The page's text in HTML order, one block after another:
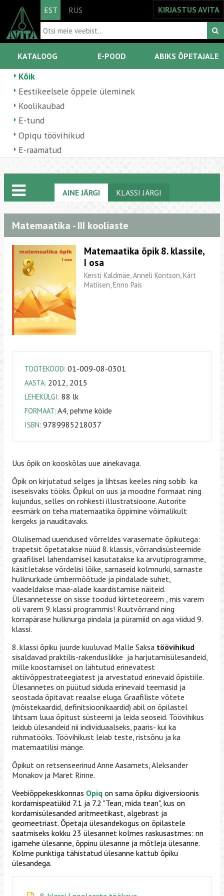
EST RUS KIRJASTUS AVITA
KATALOOG E-POOD ABIKS ÕPETAJALE
Kõik
Eestikeelsele õppele üleminek
Koolikaubad
E-tund
Opiqu töövihikud
E-raamatud
AINE JÄRGI KLASSI JÄRGI
Matemaatika - III kooliaste
Matemaatika õpik 8. klassile,
I osa
Kersti Kaldmäe, Anneli Kontson, Kärt
Matiisen, Enno Pais
TOOTEKOOD: 01-009-08-0301
AASTA: 2012, 2015
LEHEKÜLGI: 88 lk
FORMAAT: A4, pehme köide
ISBN: 9789985218037
Uus õpik on kooskõlas uue ainekavaga.
Õpik on kirjutatud selges ja lihtsas keeles ning sobib ka
iseseisvaks tööks. Õpikul on uus ja moodne formaat ning
kujundus, selles on rohkesti illustratsioone. Autorite
eesmärk on teha matemaatika õppimine võimalikult
kergeks ja nauditavaks.
Olulisemad uuendused võrreldes varasemate õpikutega:
trapetsit õpetatakse nüüd 8. klassis, võrrandisüsteemide
graafilisel lahendamisel kasutatakse ka arvutiprogramme,
käsitletakse võrdelisi lõike, sarnaseid kolmnurki, sarnaste
hulknurkade ümbermõõtude ja pindalade suhet,
vaadeldakse maa-alade kaardistamise näiteid.
Ülesannetesse on sisse toodud kiirteteoreem , mis varem
oli varem 9. klassi programmis! Ruutvõrrand ning
korrapärase hulknurga pindala ja püramiid on aga viidud 9.
klassi.
8. klassi õpiku juurde kuuluvad Malle Saksa töövihikud
sisaldavad praktilis-rakenduslikke ja harjutamisülesandeid,
mille koostamisel on lähtutud erinevatest
aktiivõppestrateegiatest ja arvestatud erinevaid õpistiile.
Ülesannetes on püütud siduda erinevaid teemasid ja
seostada õpitavat reaalse eluga. Graafiliste võtete
(mõistekaardid, definitsioonikaardid) abil on õpilastel
lihtsam luua õpitust süsteemi ja leida seoseid. Töövihikus
leidub ülesandeid nii individuaalseks, paaris- kui ka
rühmatööks. Töövihikust leiab teste, ristsõnu ja ka
matemaatilisi mänge.
Õpikut on retsenseerinud Anne Aasamets, Aleksander
Monakov ja Maret Rinne.
Veebiõppekeskkonnas Opiq on sama õpiku digiversioonis
kordamispeatükid 7.1 ja 7.2 "Tean, mida tean", kus on
kordamisülesanded aritmeetikast, algebrast ja
geomeetriast. Õpetaja ülesandekogus on õpilastele
saatmiseks kokku 23 ülesannet kolmes raskusastmes: nn
igamehe ülesanne, õppinu ülesanne ja mõtleja ülesanne.
Kolme punktiga tähistatud ülesanne kattub õpiku
ülesandega.